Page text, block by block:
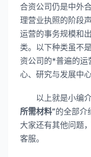
合资公司仍是中外
理营业执照的阶段
运营的事务规模和
类。以下种类虽不
资公司的*普遍的运
心、研究与发展中
以上就是小编
所需材料”的全部介
大家还有其他问题
客服。